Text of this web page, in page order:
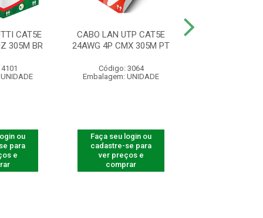
CAT5E
305M BR
ou
para
e
CABO LAN UTP CAT5E
24AWG 4P CMX 305M PT
Código: 3064
Embalagem: UNIDADE
Faça seu login ou
cadastre-se para
ver preços e
comprar